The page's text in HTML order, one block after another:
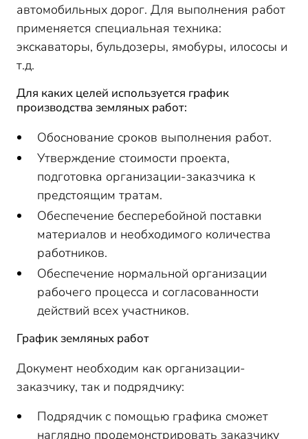
автомобильных дорог. Для выполнения работ
применяется специальная техника:
экскаваторы, бульдозеры, ямобуры, илососы и
т.д.
Для каких целей используется график
производства земляных работ:
Обоснование сроков выполнения работ.
Утверждение стоимости проекта,
подготовка организации-заказчика к
предстоящим тратам.
Обеспечение бесперебойной поставки
материалов и необходимого количества
работников.
Обеспечение нормальной организации
рабочего процесса и согласованности
действий всех участников.
График земляных работ
Документ необходим как организации-
заказчику, так и подрядчику:
Подрядчик с помощью графика сможет
наглядно продемонстрировать заказчику